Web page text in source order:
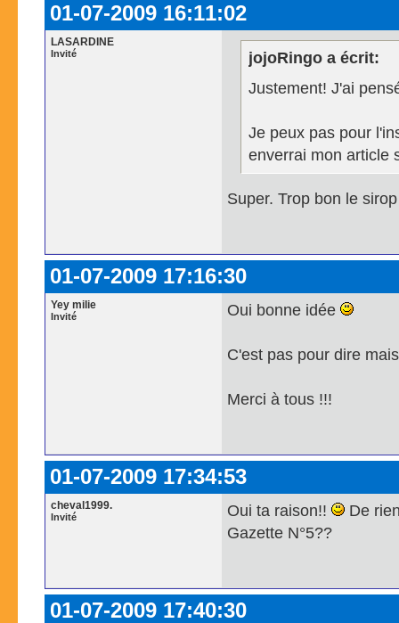
01-07-2009 16:11:02
LASARDINE
Invité
jojoRingo a écrit:
Justement! J'ai
Je peux pas pour
enverrai mon article
Super. Trop bon le
01-07-2009 17:16:30
Yey milie
Invité Oui bonne idée
C'est pas pour dire
Merci à tous !!!
01-07-2009 17:34:53
cheval1999.
Invité Oui ta raison!!
De
Gazette N°5??
01-07-2009 17:40:30